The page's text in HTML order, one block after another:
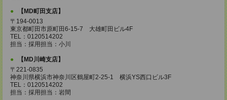
【MD町田支店】
〒194-0013
東京都町田市原町田6-15-7 大雄町田ビル4F
TEL：0120514202
担当：採用担当：小川
【MD川崎支店】
〒221-0835
神奈川県横浜市神奈川区鶴屋町2-25-1 横浜YS西口ビル3F
TEL：0120514202
担当：採用担当：岩間